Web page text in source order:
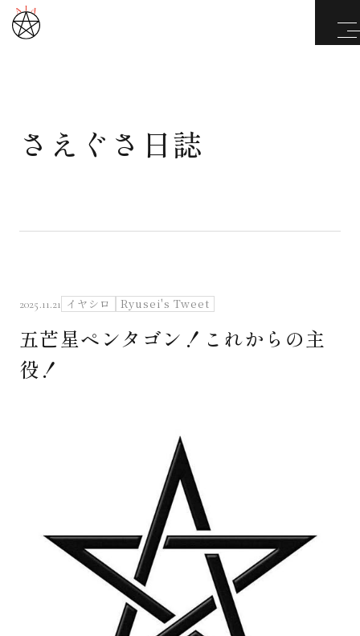
武道と医道
さえぐさ日誌
映像庫
特定商取引法に基づく表記
さえぐさ日誌
2025.11.21 イヤシロ Ryusei's Tweet
五芒星ペンタゴン！これからの主
役！